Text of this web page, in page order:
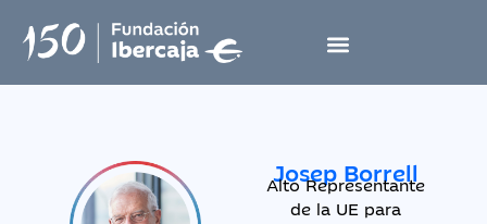
Josep Borrell
Alto Representante
de la UE para